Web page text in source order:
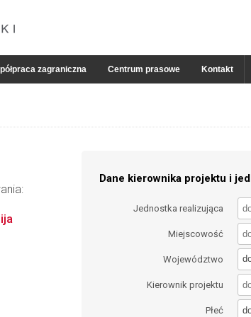
zagraniczna Centrum prasowe Kontakt
Dane kierownika projektu i
Jednostka realizująca
Miejscowość
Województwo
Kierownik projektu
Płeć